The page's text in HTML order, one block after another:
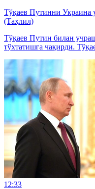
Тўқаев Путинни Украина
(Таҳлил)
Тўқаев Путин билан
тўхтатишга чақирди.
12:33